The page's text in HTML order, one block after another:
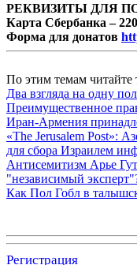
РЕКВИЗИТЫ ДЛЯ
Карта Сбербанка –
Форма для донатов
По этим темам читайте
Два взгляда на одну
Преимущественное
Иран-Армения
«The Jerusalem Post»:
для сбора Израилем
Антисемитизм Арье
"независимый
Как Пол Гобл в
Регистрация